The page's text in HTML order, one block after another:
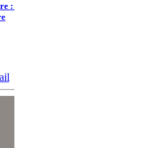
: une nouvelle ère pour la